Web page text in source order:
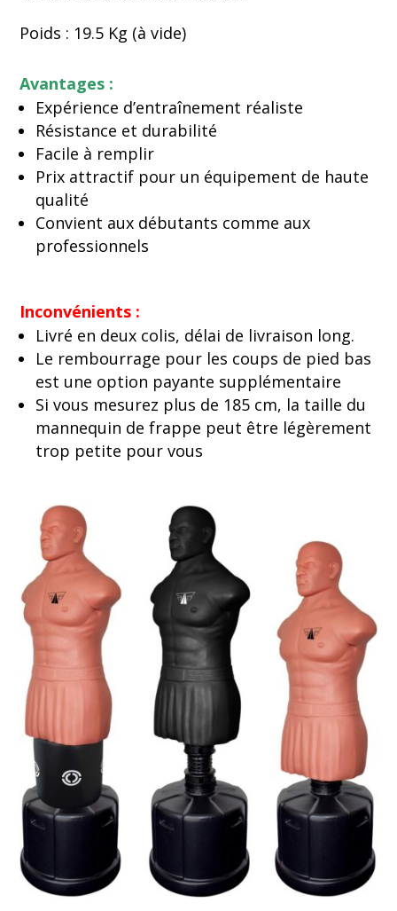
Poids : 19.5 Kg (à vide)
Avantages :
Expérience d’entraînement réaliste
Résistance et durabilité
Facile à remplir
Prix attractif pour un équipement de haute
qualité
Convient aux débutants comme aux
professionnels
Inconvénients :
Livré en deux colis, délai de livraison long.
Le rembourrage pour les coups de pied bas
est une option payante supplémentaire
Si vous mesurez plus de 185 cm, la taille du
mannequin de frappe peut être légèrement
trop petite pour vous